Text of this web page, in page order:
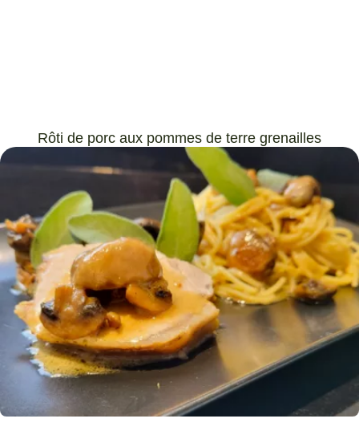
Rôti de porc aux pommes de terre grenailles